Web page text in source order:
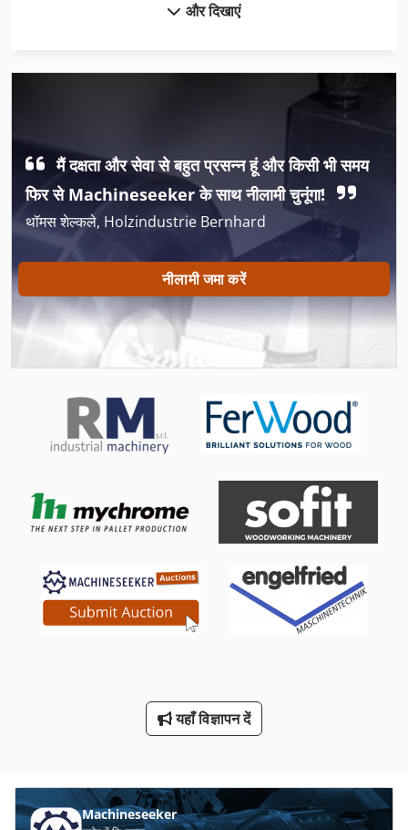
कटर मिक्सर
कपड़ा कटर
खिड़की कटर
गाइड और 500 मिमी धुरी खराद करने के लिए युक्तियाँ
चिप्स कटर
दुकान उपकरण
परिवहन पर विचार
पूरी तरह से स्वचालित
पूरी तरह से स्वचालित रूप से देखा
मिलिंग कटर
और दिखाएं
मैं दक्षता और सेवा से बहुत प्रसन्न हूं और किसी भी समय
फिर से Machineseeker के साथ नीलामी चुनूंगा!
थॉमस शेल्कले, Holzindustrie Bernhard
नीलामी जमा करें
यहाँ विज्ञापन दें
Machineseeker